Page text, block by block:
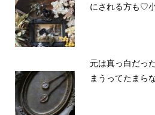
にされる方も♡
元は真っ白だっ
まうってたまら